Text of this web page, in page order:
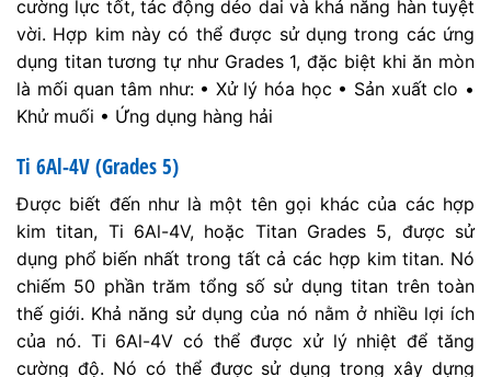
cường lực tốt, tác động dẻo dai và khả năng hàn tuyệt
vời. Hợp kim này có thể được sử dụng trong các ứng
dụng titan tương tự như Grades 1, đặc biệt khi ăn mòn
là mối quan tâm như: • Xử lý hóa học • Sản xuất clo •
Khử muối • Ứng dụng hàng hải
Ti 6Al-4V (Grades 5)
Được biết đến như là một tên gọi khác của các hợp
kim titan, Ti 6Al-4V, hoặc Titan Grades 5, được sử
dụng phổ biến nhất trong tất cả các hợp kim titan. Nó
chiếm 50 phần trăm tổng số sử dụng titan trên toàn
thế giới. Khả năng sử dụng của nó nằm ở nhiều lợi ích
của nó. Ti 6Al-4V có thể được xử lý nhiệt để tăng
cường độ. Nó có thể được sử dụng trong xây dựng